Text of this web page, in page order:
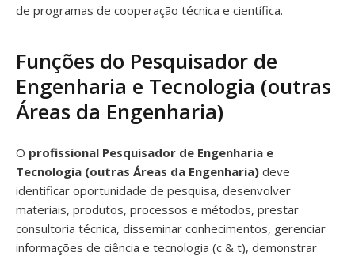
de programas de cooperação técnica e científica.
Funções do Pesquisador de
Engenharia e Tecnologia (outras
Áreas da Engenharia)
O profissional Pesquisador de Engenharia e
Tecnologia (outras Áreas da Engenharia) deve
identificar oportunidade de pesquisa, desenvolver
materiais, produtos, processos e métodos, prestar
consultoria técnica, disseminar conhecimentos, gerenciar
informações de ciência e tecnologia (c & t), demonstrar